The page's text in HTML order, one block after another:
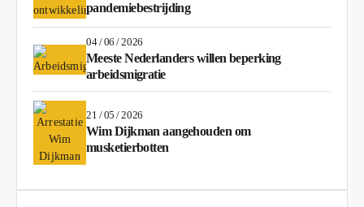
pandemiebestrijding
04 / 06 / 2026
Meeste Nederlanders willen beperking
arbeidsmigratie
21 / 05 / 2026
Wim Dijkman aangehouden om
musketierbotten